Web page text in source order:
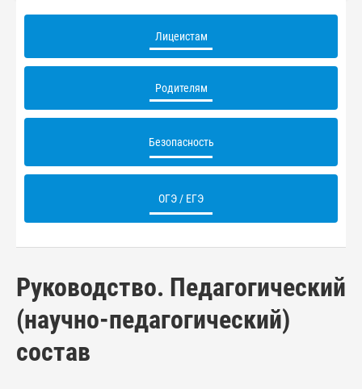
Лицеистам
Родителям
Безопасность
ОГЭ / ЕГЭ
Руководство. Педагогический
(научно-педагогический)
состав